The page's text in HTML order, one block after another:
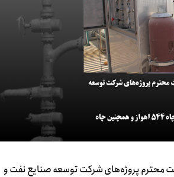
محترم پروژه‌های شرکت توسعه صنایع نفت و